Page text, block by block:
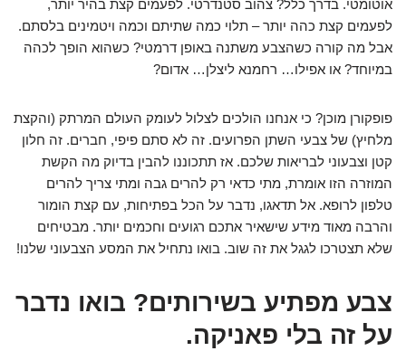
אוטומטי. בדרך כלל? צהוב סטנדרטי. לפעמים קצת בהיר יותר,
לפעמים קצת כהה יותר – תלוי כמה שתיתם וכמה ויטמינים בלסתם.
אבל מה קורה כשהצבע משתנה באופן דרמטי? כשהוא הופך לכהה
במיוחד? או אפילו… רחמנא ליצלן… אדום?
פופקורן מוכן? כי אנחנו הולכים לצלול לעומק העולם המרתק (והקצת
מלחיץ) של צבעי השתן הפרועים. זה לא סתם פיפי, חברים. זה חלון
קטן וצבעוני לבריאות שלכם. אז תתכוננו להבין בדיוק מה הקשת
המוזרה הזו אומרת, מתי כדאי רק להרים גבה ומתי צריך להרים
טלפון לרופא. אל תדאגו, נדבר על הכל בפתיחות, עם קצת הומור
והרבה מאוד מידע שישאיר אתכם רגועים וחכמים יותר. מבטיחים
שלא תצטרכו לגגל את זה שוב. בואו נתחיל את המסע הצבעוני שלנו!
צבע מפתיע בשירותים? בואו נדבר
על זה בלי פאניקה.